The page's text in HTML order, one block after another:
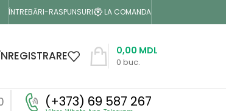
ÎNTREBĂRI-RASPUNSURI LA COMANDA
0 buc.
0,00 MDL
(+373) 69 587 267